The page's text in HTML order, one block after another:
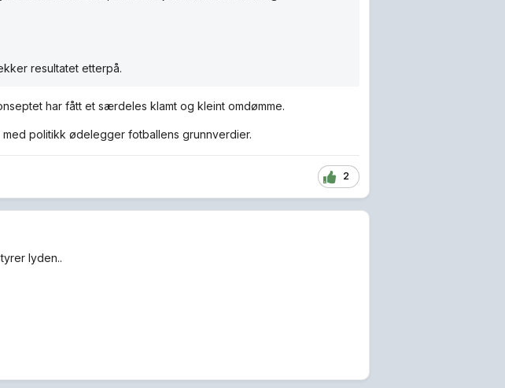
resultatet etterpå.
har fått et særdeles klamt og kleint omdømme.
med politikk ødelegger fotballens grunnverdier.
2
lyden..